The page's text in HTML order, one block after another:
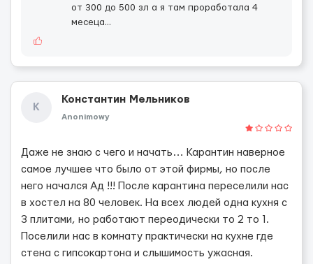
от 300 до 500 зл а я там проработала 4
месеца...
К
Константин Мельников
Anonimowy
Даже не знаю с чего и начать… Карантин наверное
самое лучшее что было от этой фирмы, но после
него начался Ад !!! После карантина переселили нас
в хостел на 80 человек. На всех людей одна кухня с
3 плитами, но работают переодически то 2 то 1.
Поселили нас в комнату практически на кухне где
стена с гипсокартона и слышимость ужасная.